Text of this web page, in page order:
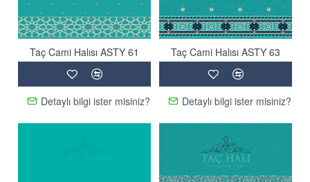
Taç Cami Halısı ASTY 61
Detaylı bilgi ister misiniz?
Taç Cami Halısı ASTY 63
Detaylı bilgi ister misiniz?